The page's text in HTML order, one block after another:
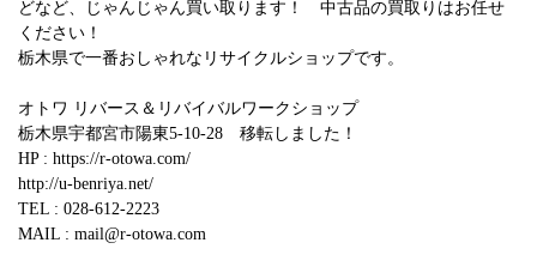
どなど、じゃんじゃん買い取ります！ 中古品の買取 りはお任せ
ください！
栃木県で一番おしゃれなリサイクルショップです。
オトワ リバース＆リバイバルワークショップ
栃木県宇都宮市陽東5-10-28 移転しました！
HP : https://r-otowa.com/
http://u-benriya.net/
TEL : 028-612-2223
MAIL : mail@r-otowa.com